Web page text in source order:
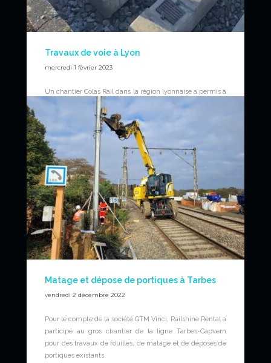
Travaux de voie à Lyon
mercredi 1 février 2023
Un chantier Colas Rail dans la région lyonnaise a permis à
RAILSHINE RENTAL et ses pelles de réaliser des travaux
de voie sur les pneus de la pelle UNAC 22TRR.
Video
Matage et dépose de portiques à Tarbes
vendredi 2 décembre 2022
Pour le compte de la société GTM Vinci, Railshine Rental a
participé au gros chantier de la ligne Tarbes-Capvern
pour des travaux de fouilles, de matage et de déposes de
portiques existants.